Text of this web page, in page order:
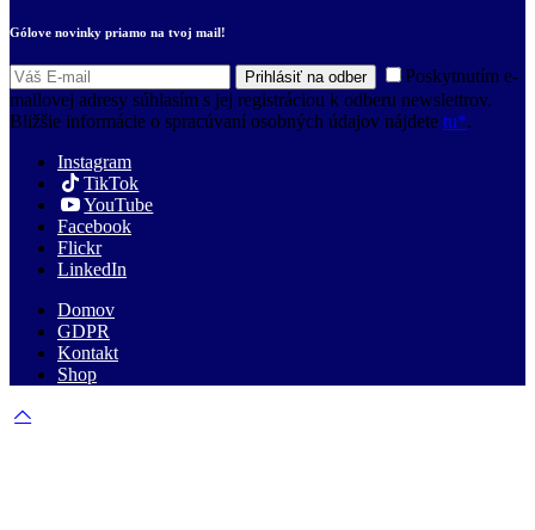
Gólove novinky priamo na tvoj mail!
Prihlásiť na odber
Poskytnutím e-
mailovej adresy súhlasím s jej registráciou k odberu newslettrov.
Bližšie informácie o spracúvaní osobných údajov nájdete tu*.
Instagram
TikTok
YouTube
Facebook
Flickr
LinkedIn
Domov
GDPR
Kontakt
Shop